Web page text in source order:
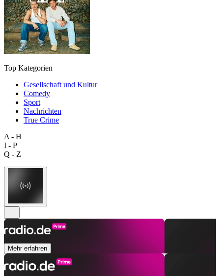
Top Kategorien
Gesellschaft und Kultur
Comedy
Sport
Nachrichten
True Crime
A - H
I - P
Q - Z
Mehr erfahren